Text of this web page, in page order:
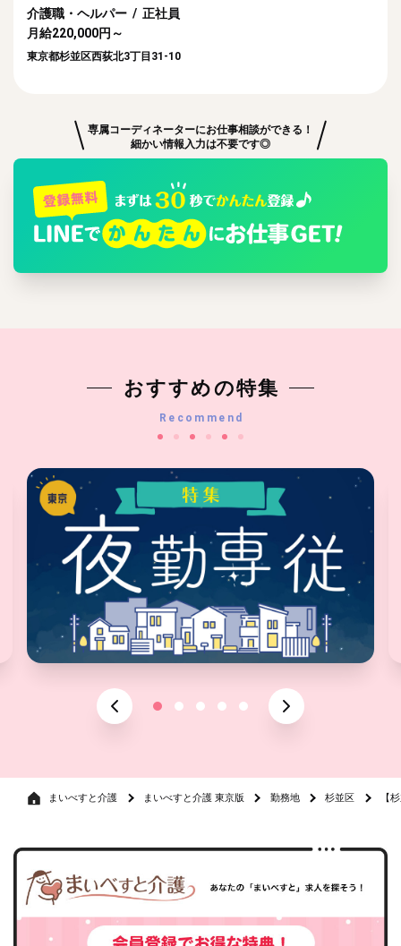
介護職・ヘルパー / 正社員
月給220,000円～
東京都杉並区西荻北3丁目31-10
専属コーディネーターにお仕事相談ができる！
細かい情報入力は不要です◎
おすすめの特集
Recommend
まいべすと介護 まいべすと介護 東京版 勤務地 杉並区 【